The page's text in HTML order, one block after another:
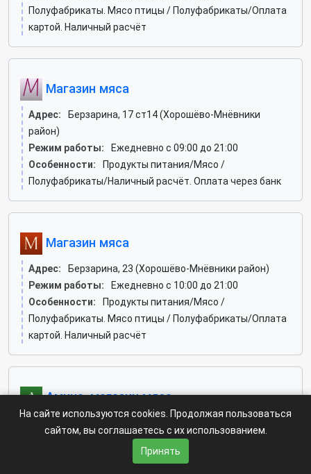
Полуфабрикаты. Мясо птицы / Полуфабрикаты/Оплата
картой. Наличный расчёт
Магазин мяса
Адрес:
Берзарина, 17 ст14 (Хорошёво-Мнёвники
район)
Режим работы:
Ежедневно с 09:00 до 21:00
Особенности:
Продукты питания/Мясо /
Полуфабрикаты/Наличный расчёт. Оплата через банк
Магазин мяса
Адрес:
Берзарина, 23 (Хорошёво-Мнёвники район)
Режим работы:
Ежедневно с 10:00 до 21:00
Особенности:
Продукты питания/Мясо /
Полуфабрикаты. Мясо птицы / Полуфабрикаты/Оплата
картой. Наличный расчёт
Амина, магазин мяса
Борисовские Пруды, 26 к2 (Братеево район)
+7-999-543-74-64
Ежедневно с 10:00 до 22:00
На сайте используются cookies. Продолжая пользоваться
сайтом, вы соглашаетесь с их использованием.
Принять